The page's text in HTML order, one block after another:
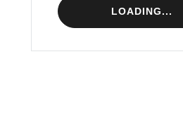
LOADING...